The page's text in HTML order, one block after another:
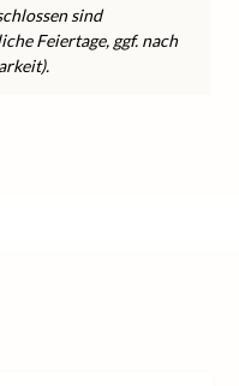
sind
Feiertage, ggf. nach